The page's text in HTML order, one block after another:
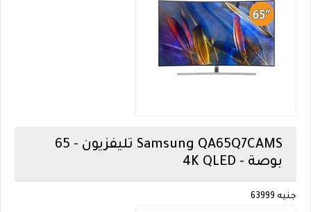
Samsung
QA65Q7CAMS تليفزيون - 65
بوصة - 4K QLED
جنيه 63999